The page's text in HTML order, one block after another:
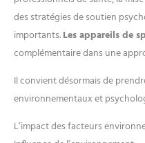
des stratégies de soutien
importants.Les appareils de
complémentaire dans une
Il convient désormais de
environnementaux et
L’impact des facteurs